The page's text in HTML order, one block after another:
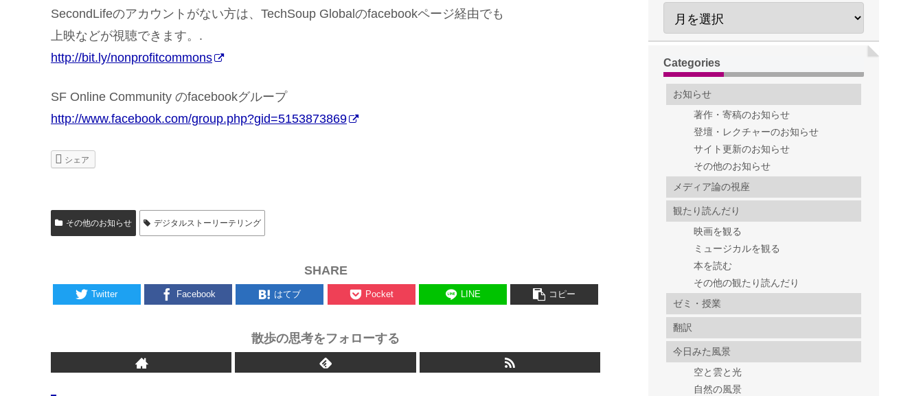
SecondLifeのアカウントがない方は、TechSoup Globalのfacebookページ経由でも
上映などが視聴できます。.
http://bit.ly/nonprofitcommons
SF Online Community のfacebookグループ
http://www.facebook.com/group.php?gid=5153873869
シェア
その他のお知らせ デジタルストーリーテリング
SHARE
Twitter Facebook はてブ Pocket LINE コピー
散歩の思考をフォローする
Categories
お知らせ
著作・寄稿のお知らせ
登壇・レクチャーのお知らせ
サイト更新のお知らせ
その他のお知らせ
メディア論の視座
観たり読んだり
映画を観る
ミュージカルを観る
本を読む
その他の観たり読んだり
ゼミ・授業
翻訳
今日みた風景
空と雲と光
自然の風景